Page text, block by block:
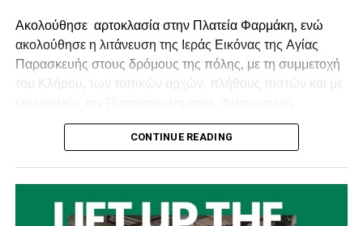
Ακολούθησε αρτοκλασία στην Πλατεία Φαρμάκη, ενώ
ακολούθησε η λιτάνευση της Ιεράς Εικόνας της Αγίας
Παρασκευής στους δρόμους της πόλης, με τη συμμετοχή
του Κλήρου, των τοπικών αρχών, πλήθους πιστών και με
Ανήμερα της εορτής, Κυριακή 26 Ιουλίου
τιμήν της Αγίας Παρασκευής.
CONTINUE READING